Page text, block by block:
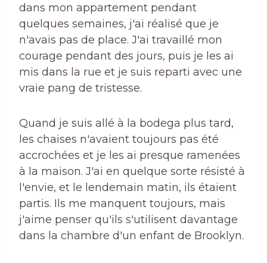
dans mon appartement pendant
quelques semaines, j'ai réalisé que je
n'avais pas de place. J'ai travaillé mon
courage pendant des jours, puis je les ai
mis dans la rue et je suis reparti avec une
vraie pang de tristesse.
Quand je suis allé à la bodega plus tard,
les chaises n'avaient toujours pas été
accrochées et je les ai presque ramenées
à la maison. J'ai en quelque sorte résisté à
l'envie, et le lendemain matin, ils étaient
partis. Ils me manquent toujours, mais
j'aime penser qu'ils s'utilisent davantage
dans la chambre d'un enfant de Brooklyn.